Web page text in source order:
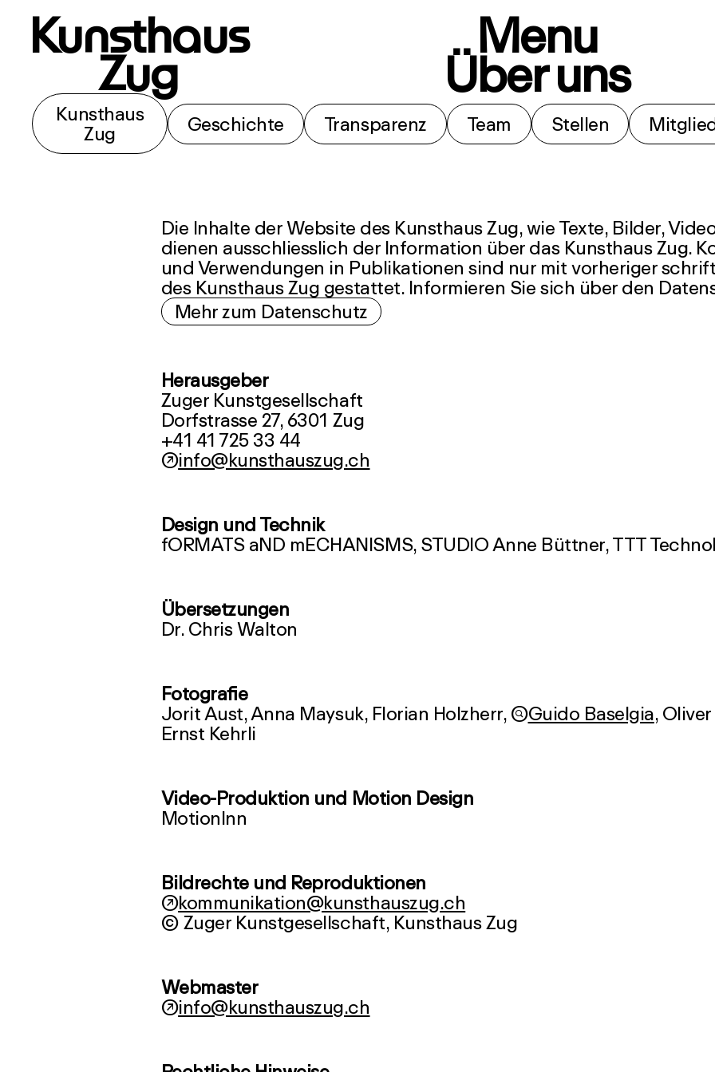
Kunsthaus
Zug
Menu
Über uns
Kunsthaus
Zug
Geschichte Transparenz Team Stellen
Die Inhalte der Website des Kunsthaus Zug, wie Texte, Bilder,
dienen ausschliesslich der Information über das Kunsthaus Zug.
und Verwendungen in Publikationen sind nur mit vorheriger
des Kunsthaus Zug gestattet. Informieren Sie sich über den
Mehr zum Datenschutz
Herausgeber
Zuger Kunstgesellschaft
Dorfstrasse 27, 6301 Zug
↗info@kunsthauszug.ch
Design und Technik
Übersetzungen
Dr. Chris Walton
Fotografie
Jorit Aust, Anna Maysuk, Florian Holzherr, Guido Baselgia,
Ernst Kehrli
Video-Produktion und Motion Design
MotionInn
Bildrechte und Reproduktionen
↗kommunikation@kunsthauszug.ch
Webmaster
↗info@kunsthauszug.ch